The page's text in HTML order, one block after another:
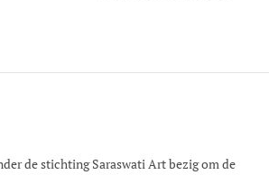
de stichting Saraswati Art bezig om de